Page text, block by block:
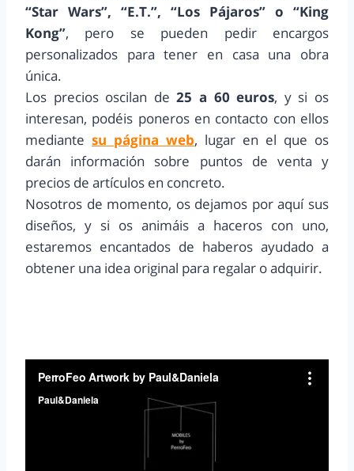
“Star Wars”, “E.T.”, “Los Pájaros” o “King
Kong”, pero se pueden pedir encargos
personalizados para tener en casa una obra
única.
Los precios oscilan de 25 a 60 euros, y si os
interesan, podéis poneros en contacto con ellos
mediante su página web, lugar en el que os
darán información sobre puntos de venta y
precios de artículos en concreto.
Nosotros de momento, os dejamos por aquí sus
diseños, y si os animáis a haceros con uno,
estaremos encantados de haberos ayudado a
obtener una idea original para regalar o adquirir.